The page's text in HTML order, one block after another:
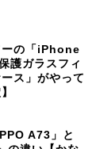
ーの「iPhone
護ガラスフィ
ス」がやって
A73」と